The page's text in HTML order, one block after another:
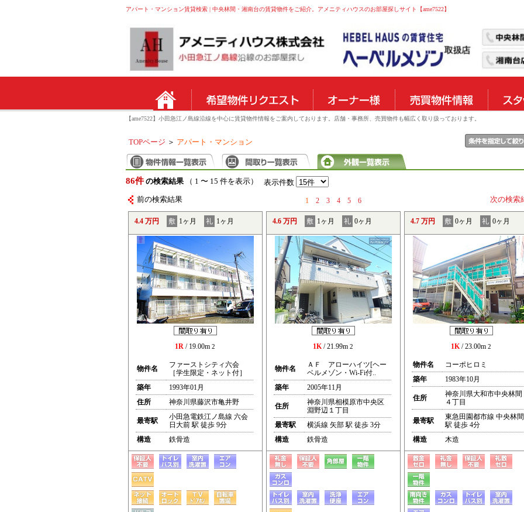
アパート・マンション賃貸検索 | 中央林間・湘南台の賃貸物件をご紹介。アメニティハウスのお部屋探しサイト【ame7522】
【ame7522】小田急江ノ島線沿線を中心に賃貸物件情報をご案内しております。店舗・事務所、売買物件も幅広く取り扱っております。
TOPページ ＞ アパート・マンション
86件 の検索結果（ 1 〜 15 件を表示） 表示件数
前の検索結果 1 2 3 4 5 6 次の検索
4.4 万円 敷 1ヶ月 礼 1ヶ月
1R / 19.00m 2
物件名
ファーストシティ六会
［学生限定・ネット付］
築年
1993年01月
住所
神奈川県藤沢市亀井野
最寄駅
小田急電鉄江ノ島線 六会
日大前 駅 徒歩 9分
構造
鉄骨造
4.6 万円 敷 1ヶ月 礼 0ヶ月
1K/ 21.99m 2
物件名
ＡＦ アローハイツ[ヘー
ベルメゾン・Wi-Fi付..
築年
2005年11月
住所
神奈川県相模原市中央区
淵野辺１丁目
最寄駅
横浜線 矢部 駅 徒歩 3分
構造
鉄骨造
4.7 万円 敷 0ヶ月 礼 0ヶ月
1K/ 23.00m 2
物件名
コーポヒロミ
築年
1983年10月
住所
神奈川県大和市中央林間
４丁目
最寄駅
東急田園都市線 中央林間
駅 徒歩 4分
構造
木造